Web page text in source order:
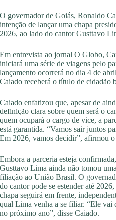
O governador de Goiás, Ronaldo
intenção de lançar uma chapa
2026, ao lado do cantor Gusttavo
Em entrevista ao jornal O Globo,
iniciará uma série de viagens pelo
lançamento ocorrerá no dia 4 de
Caiado receberá o título de cidadão
Caiado enfatizou que, apesar de
definição clara sobre quem será o
quem ocupará o cargo de vice, a
está garantida. “Vamos sair juntos
Em 2026, vamos decidir”, afirmou o
Embora a parceria esteja
Gusttavo Lima ainda não tomou
filiação ao União Brasil. O
do cantor pode se estender até
chapa seguirá em frente,
qual Lima venha a se filiar. “Ele vai
no próximo ano”, disse Caiado.